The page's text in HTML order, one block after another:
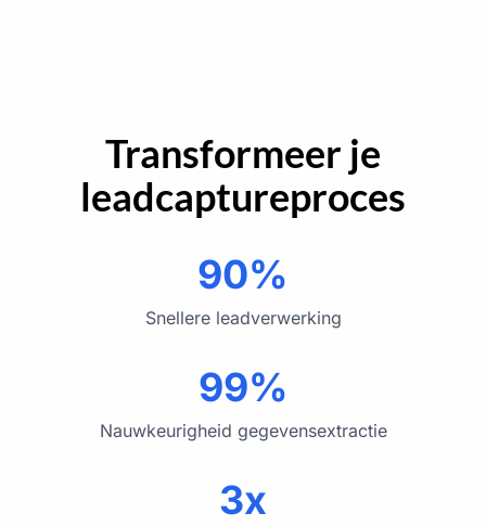
Transformeer je
leadcaptureproces
90%
Snellere leadverwerking
99%
Nauwkeurigheid gegevensextractie
3x